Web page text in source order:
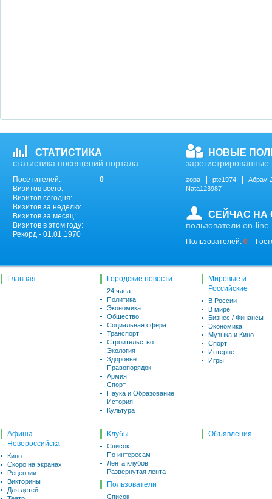
СТАТИСТИКА
статистика посещений портала
Посетителей:
0
Визитов всего:
Визитов сегодня:
Визитов за неделю:
Визитов за месяц:
Визитов в этом году:
Рекорд - 01.01.1970
НОВЫЕ
зарегистрированные
zopa ptc1974
Абрау-
Nata123987
СЕЙЧАС НА
пользователи on-line
Пользователей: 0
Главная Городские новости
24 часа
Политика
Экономика
Общество
Социальная сфера
Транспорт
Строительство
Экология
Здоровье
Правопорядок
Армия
Спорт
Наука и Образование
История
Культура
Мировые и
Российские
В России
В мире
Бизнес / Финансы
Экономика
Музыка и Кино
Спорт
Интернет
Игры
Афиша
Новороссийска
Кино
Скоро на экранах
Рецензии
Викторины
Для детей
Клубы
Список
По интересам
Лента клубов
Развернутая лента
Пользователи
Список
Объявления